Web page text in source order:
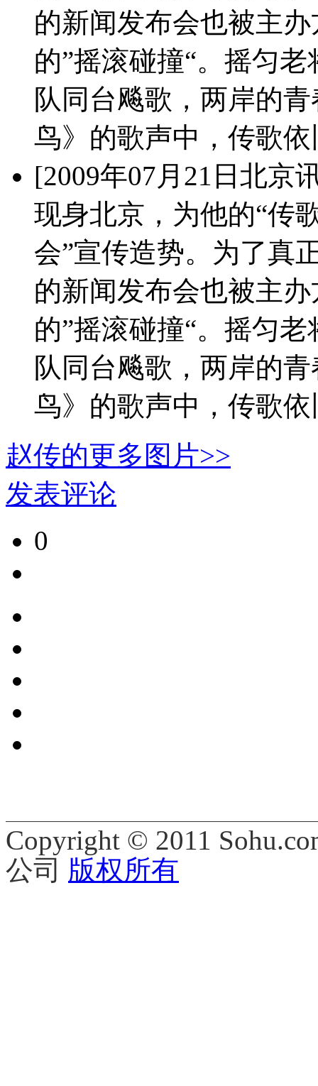
的新闻发布会也被主
的”摇滚碰撞“。摇匀
队同台飚歌，两岸的
鸟》的歌声中，传歌
[2009年07月21日北京
现身北京，为他的“传
会”宣传造势。为了真
的新闻发布会也被主
的”摇滚碰撞“。摇匀
队同台飚歌，两岸的
鸟》的歌声中，传歌
赵传的更多图片>>
发表评论
0
Copyright © 2011
公司 版权所有